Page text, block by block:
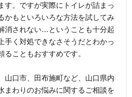
す。ですが実際にトイレが詰まっ
かもといろいろな方法を試してみ
消されない…ということも十分起
手く対処できなさそうだとわかっ
こともおすすめです。
山口市、田布施町など、山口県内
まわりのお悩みに関するご相談を